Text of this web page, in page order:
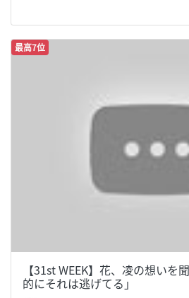
最高7位
【31st WEEK】花、凌の想い
的にそれは逃げてる」